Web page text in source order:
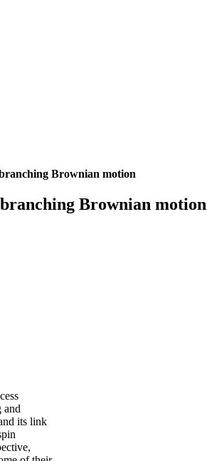
Brownian motion
Brownian motion
and
its link